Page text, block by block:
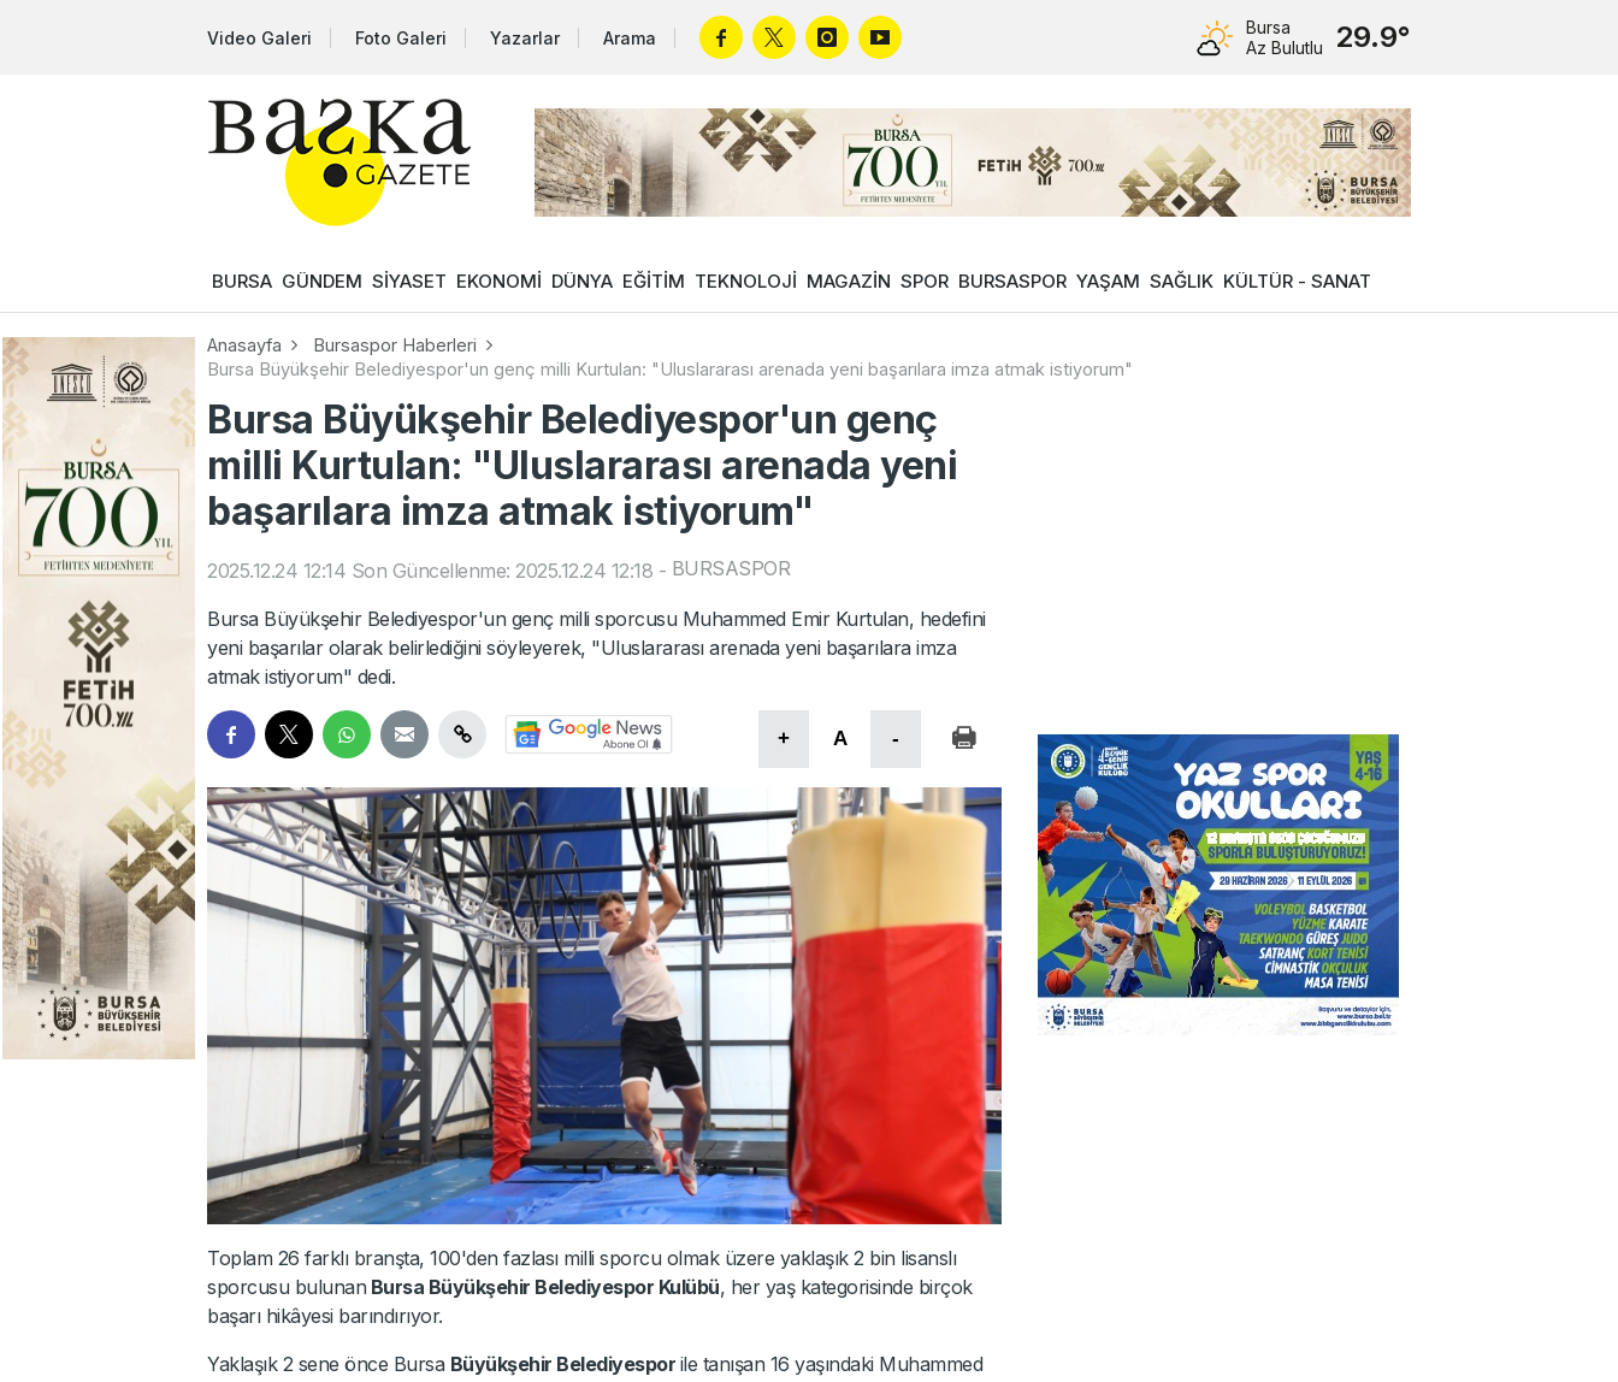
Video Galeri Foto Galeri Yazarlar Arama
Bursa
Az Bulutlu
29.9°
BURSA GÜNDEM SİYASET EKONOMİ DÜNYA EĞİTİM TEKNOLOJİ MAGAZİN SPOR BURSASPOR YAŞAM SAĞLIK KÜLTÜR - SANAT
Anasayfa
Bursaspor Haberleri
Bursa Büyükşehir Belediyespor'un genç milli Kurtulan: "Uluslararası arenada yeni başarılara imza atmak istiyorum"
Bursa Büyükşehir Belediyespor'un genç
milli Kurtulan: "Uluslararası arenada yeni
başarılara imza atmak istiyorum"
2025.12.24 12:14 Son Güncellenme: 2025.12.24 12:18 - BURSASPOR
Bursa Büyükşehir Belediyespor'un genç milli sporcusu Muhammed Emir Kurtulan, hedefini
yeni başarılar olarak belirlediğini söyleyerek, "Uluslararası arenada yeni başarılara imza
atmak istiyorum" dedi.
+ A -
Toplam 26 farklı branşta, 100'den fazlası milli sporcu olmak üzere yaklaşık 2 bin lisanslı
sporcusu bulunan Bursa Büyükşehir Belediyespor Kulübü, her yaş kategorisinde birçok
başarı hikâyesi barındırıyor.
Yaklaşık 2 sene önce Bursa Büyükşehir Belediyespor ile tanışan 16 yaşındaki Muhammed